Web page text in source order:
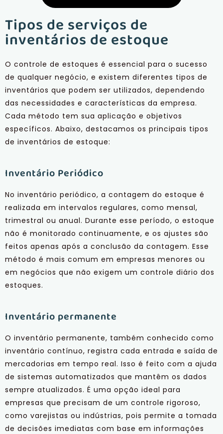
Tipos de serviços de
inventários de estoque
O controle de estoques é essencial para o sucesso
de qualquer negócio, e existem diferentes tipos de
inventários que podem ser utilizados, dependendo
das necessidades e características da empresa.
Cada método tem sua aplicação e objetivos
específicos. Abaixo, destacamos os principais tipos
de inventários de estoque:
Inventário Periódico
No inventário periódico, a contagem do estoque é
realizada em intervalos regulares, como mensal,
trimestral ou anual. Durante esse período, o estoque
não é monitorado continuamente, e os ajustes são
feitos apenas após a conclusão da contagem. Esse
método é mais comum em empresas menores ou
em negócios que não exigem um controle diário dos
estoques.
Inventário permanente
O inventário permanente, também conhecido como
inventário contínuo, registra cada entrada e saída de
mercadorias em tempo real. Isso é feito com a ajuda
de sistemas automatizados que mantêm os dados
sempre atualizados. É uma opção ideal para
empresas que precisam de um controle rigoroso,
como varejistas ou indústrias, pois permite a tomada
de decisões imediatas com base em informações